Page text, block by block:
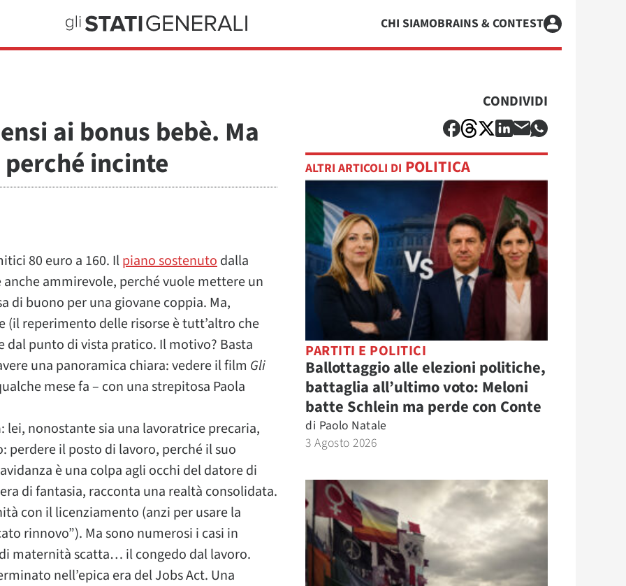
CHI SIAMOBRAINS & CONTEST
ai bonus bebè. Ma
incinte
80 euro a 160. Ilpiano sostenutodalla
ammirevole, perché vuole mettere un
di buono per una giovane coppia. Ma,
reperimento delle risorse è tutt’altro che
punto di vista pratico. Il motivo? Basta
una panoramica chiara: vedere il film Gli
mese fa – con una strepitosa Paola
: lei, nonostante sia una lavoratrice precaria,
perdere il posto di lavoro, perché il suo
è una colpa agli occhi del datore di
di fantasia, racconta una realtà consolidata.
con il licenziamento (anzi per usare la
rinnovo”). Ma sono numerosi i casi in
maternità scatta… il congedo dal lavoro.
nell’epica era del Jobs Act. Una
CONDIVIDI
ALTRI ARTICOLI DI POLITICA
PARTITI E POLITICI
Ballottaggio alle elezioni politiche,
battaglia all’ultimo voto: Meloni
batte Schlein ma perde con Conte
di Paolo Natale
3 Agosto 2026